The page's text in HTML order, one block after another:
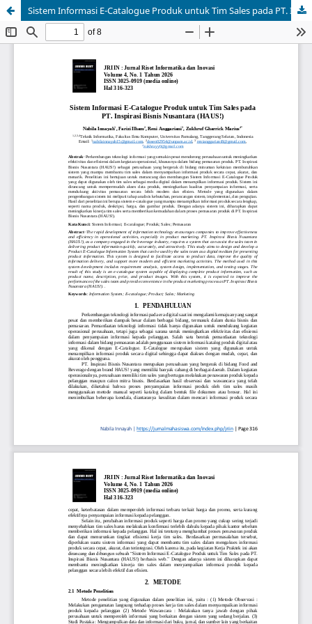
Sistem Informasi E-Catalogue Produk untuk Tim Sales pada PT. Inspirasi Bisnis Nusantara (HAUS!)